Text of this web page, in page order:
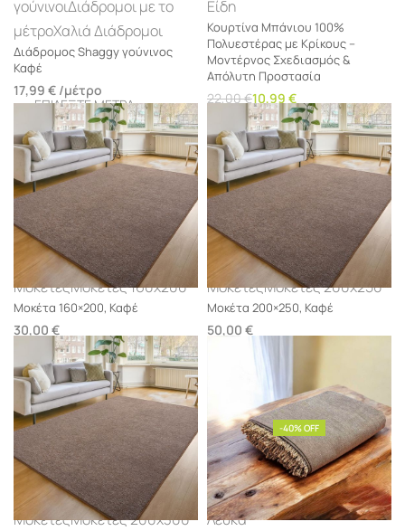
γούνινοιΔιάδρομοι με το
μέτροΧαλιά Διάδρομοι
Διάδρομος Shaggy γούνινος
Καφέ
17,99 € /μέτρο
Είδη
Κουρτίνα Μπάνιου 100%
Πολυεστέρας με Κρίκους –
Μοντέρνος Σχεδιασμός &
Απόλυτη Προστασία
22,00€10,99 €
Προσθήκη στο καλάθι
ΜοκέτεςΜοκέτες 160x200
Μοκέτα 160×200, Καφέ
30,00 €
Προσθήκη στο καλάθι
ΜοκέτεςΜοκέτες 200x250
Μοκέτα 200×250, Καφέ
50,00 €
Προσθήκη στο καλάθι
ΜοκέτεςΜοκέτες 200x300
-40% OFF
Λευκά